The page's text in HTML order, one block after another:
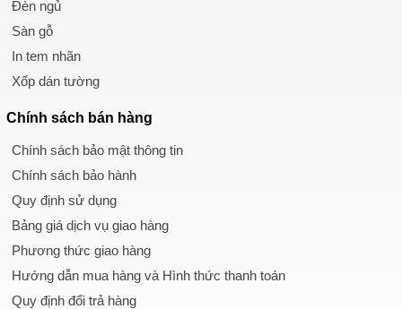
Đèn ngủ
Sàn gỗ
In tem nhãn
Xốp dán tường
Chính sách bán hàng
Chính sách bảo mật thông tin
Chính sách bảo hành
Quy định sử dụng
Bảng giá dịch vụ giao hàng
Phương thức giao hàng
Hướng dẫn mua hàng và Hình thức thanh toán
Quy định đổi trả hàng